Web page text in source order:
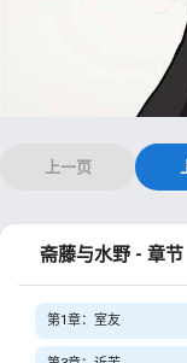
上一页
斋藤与水野 - 章节
第1章：室友